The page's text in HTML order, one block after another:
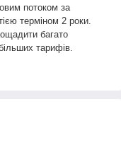
потоком за
терміном 2 роки.
багато
тарифів.